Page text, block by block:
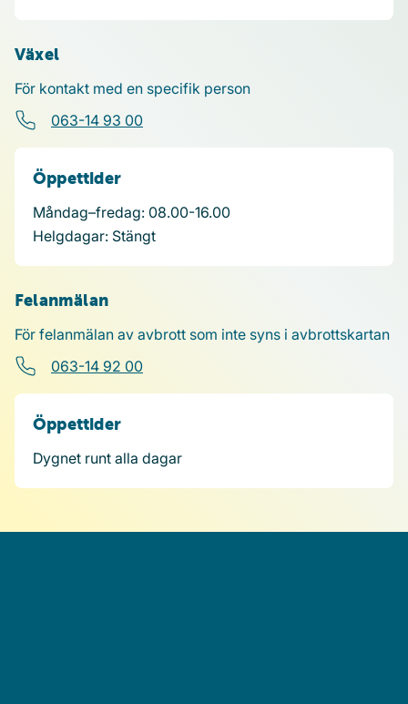
Växel
För kontakt med en specifik person
063-14 93 00
Öppettider
Måndag–fredag: 08.00-16.00
Helgdagar: Stängt
Felanmälan
För felanmälan av avbrott som inte syns i avbrottskartan
063-14 92 00
Öppettider
Dygnet runt alla dagar